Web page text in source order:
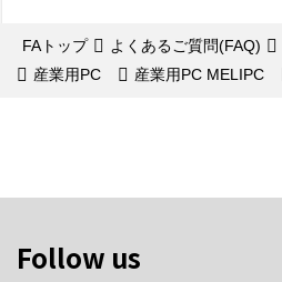
FAトップ よくあるご質問(FAQ)
産業用PC
産業用PC MELIPC
Follow us